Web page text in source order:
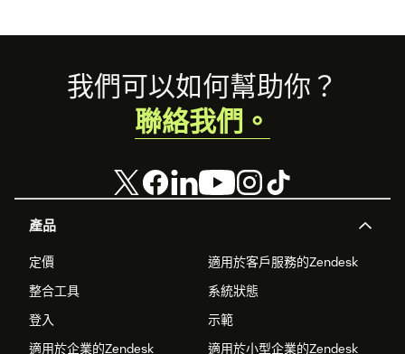
Footer
產品
定價
適用於客戶服務的Zendesk
整合工具
系統狀態
登入
示範
適用於企業的Zendesk
適用於小型企業的Zendesk
我們可以如何幫助你？
聯絡我們。